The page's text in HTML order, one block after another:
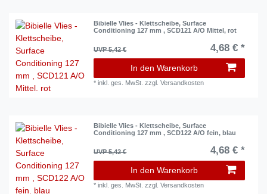
Bibielle Vlies - Klettscheibe, Surface
Conditioning 127 mm , SCD121 A/O Mittel, rot
UVP 5,42 € 4,68 € *
In den Warenkorb
*inkl. ges. MwSt. zzgl.Versandkosten
Bibielle Vlies - Klettscheibe, Surface
Conditioning 127 mm , SCD122 A/O fein, blau
UVP 5,42 € 4,68 € *
In den Warenkorb
*inkl. ges. MwSt. zzgl.Versandkosten